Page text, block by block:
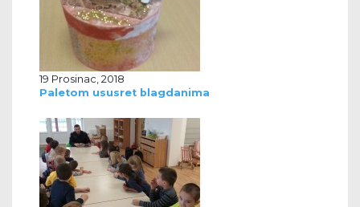
19 Prosinac, 2018
Paletom ususret blagdanima